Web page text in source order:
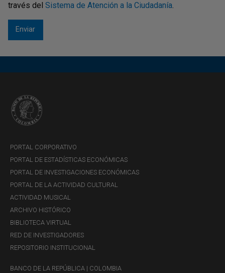
través del Sistema de Atención a la Ciudadanía.
PORTAL CORPORATIVO
PORTAL DE ESTADÍSTICAS ECONÓMICAS
PORTAL DE INVESTIGACIONES ECONÓMICAS
PORTAL DE LA ACTIVIDAD CULTURAL
ACTIVIDAD MUSICAL
ARCHIVO HISTÓRICO
BIBLIOTECA VIRTUAL
RED DE INVESTIGADORES
REPOSITORIO INSTITUCIONAL
BANCO DE LA REPÚBLICA | COLOMBIA